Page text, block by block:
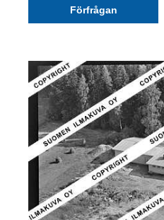
Förfrågan